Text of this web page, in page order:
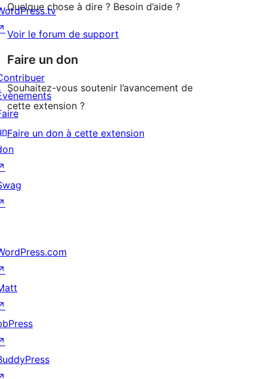
Quelque chose à dire ? Besoin d’aide ?
Voir le forum de support
Faire un don
Souhaitez-vous soutenir l’avancement de
cette extension ?
Faire un don à cette extension